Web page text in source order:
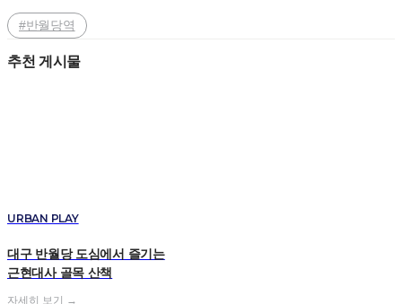
#반월당역
추천 게시물
URBAN PLAY
대구 반월당 도심에서 즐기는
근현대사 골목 산책
자세히 보기 →